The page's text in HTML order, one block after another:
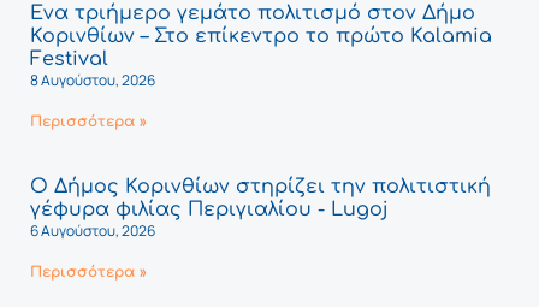
Ένα τριήμερο γεμάτο πολιτισμό στον Δήμο
Κορινθίων – Στο επίκεντρο το πρώτο Kalamia
Festival
8 Αυγούστου, 2026
Περισσότερα »
Ο Δήμος Κορινθίων στηρίζει την πολιτιστική
γέφυρα φιλίας Περιγιαλίου - Lugoj
6 Αυγούστου, 2026
Περισσότερα »